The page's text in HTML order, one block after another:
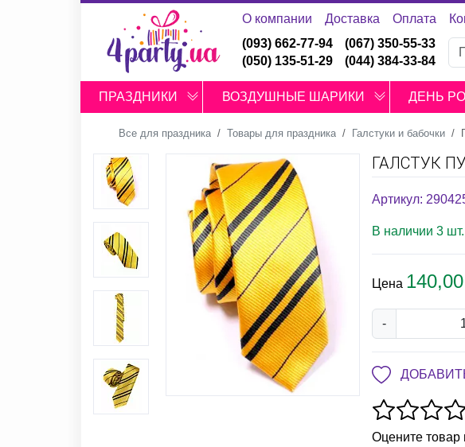
О компании Доставка Оплата
(093) 662-77-94
(050) 135-51-29
(067) 350-55-33
(044) 384-33-84
ПРАЗДНИКИ ВОЗДУШНЫЕ ШАРИКИ ДЕНЬ
Все для праздника Товары для праздника Галстуки и бабочки
ГАЛСТУК
Артикул:
В наличии 3 шт.
Цена 140,00
-
Оцените